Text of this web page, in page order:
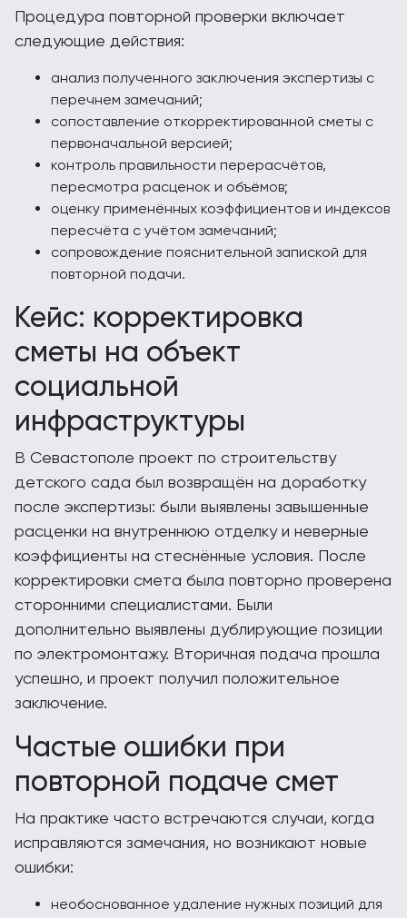
Процедура повторной проверки включает
следующие действия:
анализ полученного заключения экспертизы с
перечнем замечаний;
сопоставление откорректированной сметы с
первоначальной версией;
контроль правильности перерасчётов,
пересмотра расценок и объёмов;
оценку применённых коэффициентов и индексов
пересчёта с учётом замечаний;
сопровождение пояснительной запиской для
повторной подачи.
Кейс: корректировка
сметы на объект
социальной
инфраструктуры
В Севастополе проект по строительству
детского сада был возвращён на доработку
после экспертизы: были выявлены завышенные
расценки на внутреннюю отделку и неверные
коэффициенты на стеснённые условия. После
корректировки смета была повторно проверена
сторонними специалистами. Были
дополнительно выявлены дублирующие позиции
по электромонтажу. Вторичная подача прошла
успешно, и проект получил положительное
заключение.
Частые ошибки при
повторной подаче смет
На практике часто встречаются случаи, когда
исправляются замечания, но возникают новые
ошибки:
необоснованное удаление нужных позиций для